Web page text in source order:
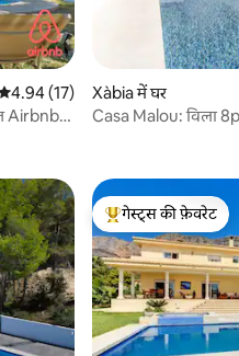
रेटिंग 5 में से 4.94, 17 समीक्षाएँ
4.94 (17)
Airbnb
Xàbia में घर
Casa Malou: विला
गेस्ट्स का टॉप फ़ेवरेट
गेस्ट्स की फ़ेवरेट